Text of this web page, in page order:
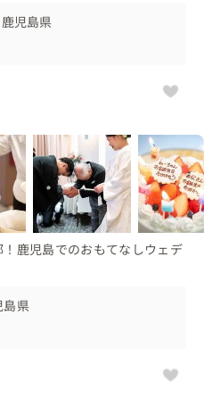
鹿児島県
鹿児島でのおもてなしウェデ
島県